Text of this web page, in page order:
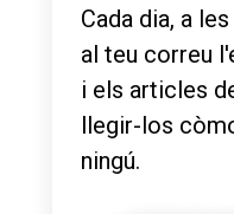
Cada dia, a
al teu correu
i els articles
llegir-los
ningú.